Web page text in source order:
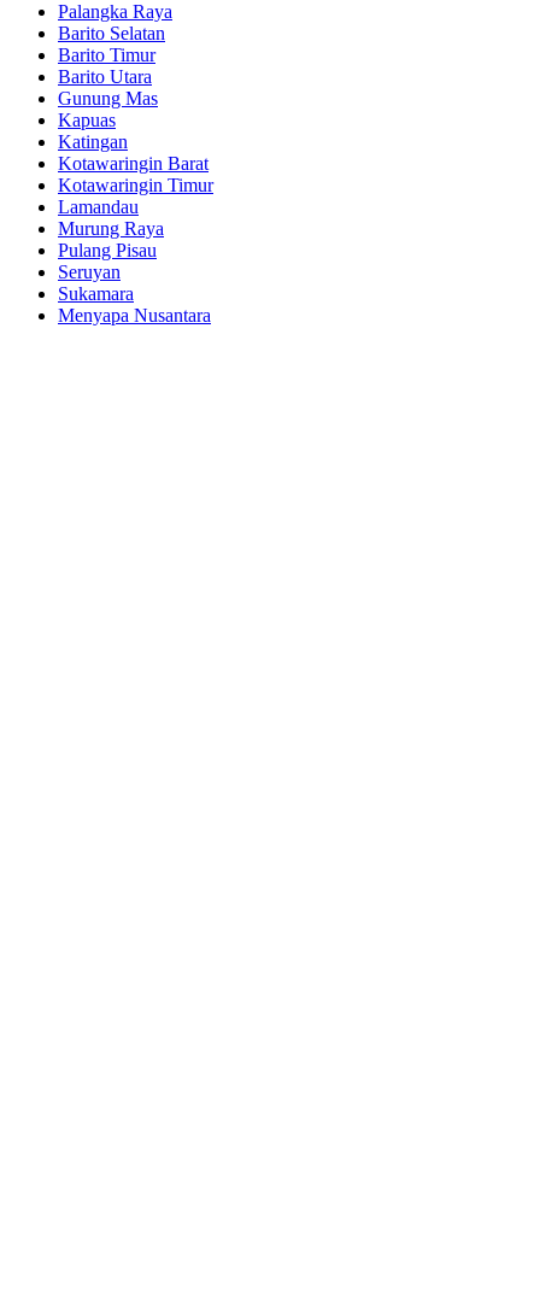
Palangka Raya
Barito Selatan
Barito Timur
Barito Utara
Gunung Mas
Kapuas
Katingan
Kotawaringin Barat
Kotawaringin Timur
Lamandau
Murung Raya
Pulang Pisau
Seruyan
Sukamara
Menyapa Nusantara